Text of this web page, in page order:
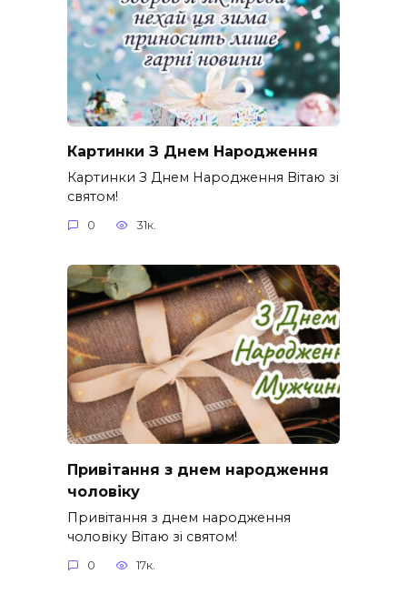
Картинки З Днем Народження
Картинки З Днем Народження Вітаю зі
святом!
0 31к.
Привітання з днем народження
чоловіку
Привітання з днем народження
чоловіку Вітаю зі святом!
0 17к.